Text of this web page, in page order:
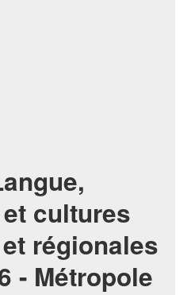
cultures
régionales
- Métropole